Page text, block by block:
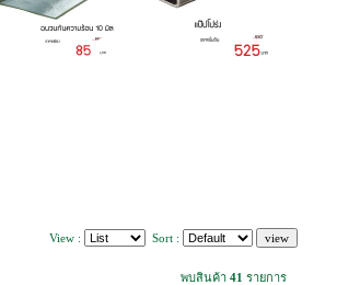
View : Sort :
พบสินค้า 41 รายการ